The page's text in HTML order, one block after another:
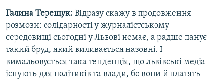
Галина Терещук: Відразу скажу в продовження
розмови: солідарності у журналістському
середовищі сьогодні у Львові немає, а радше панує
такий бруд, який виливається назовні. І
вимальовується така тенденція, що львівські медіа
існують для політиків та влади, бо вони й платять